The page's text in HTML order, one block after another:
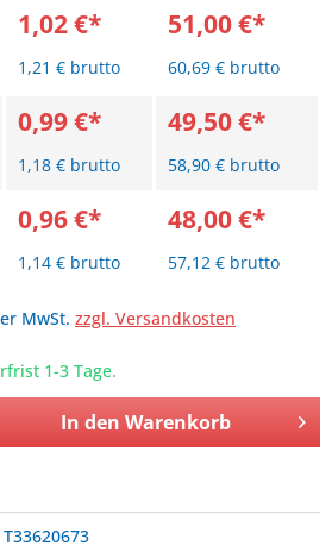
1,02 €*
1,21 € brutto
51,00 €*
60,69 € brutto
0,99 €*
1,18 € brutto
49,50 €*
58,90 € brutto
0,96 €*
1,14 € brutto
48,00 €*
57,12 € brutto
MwSt. zzgl. Versandkosten
1-3 Tage.
In den Warenkorb
T33620673